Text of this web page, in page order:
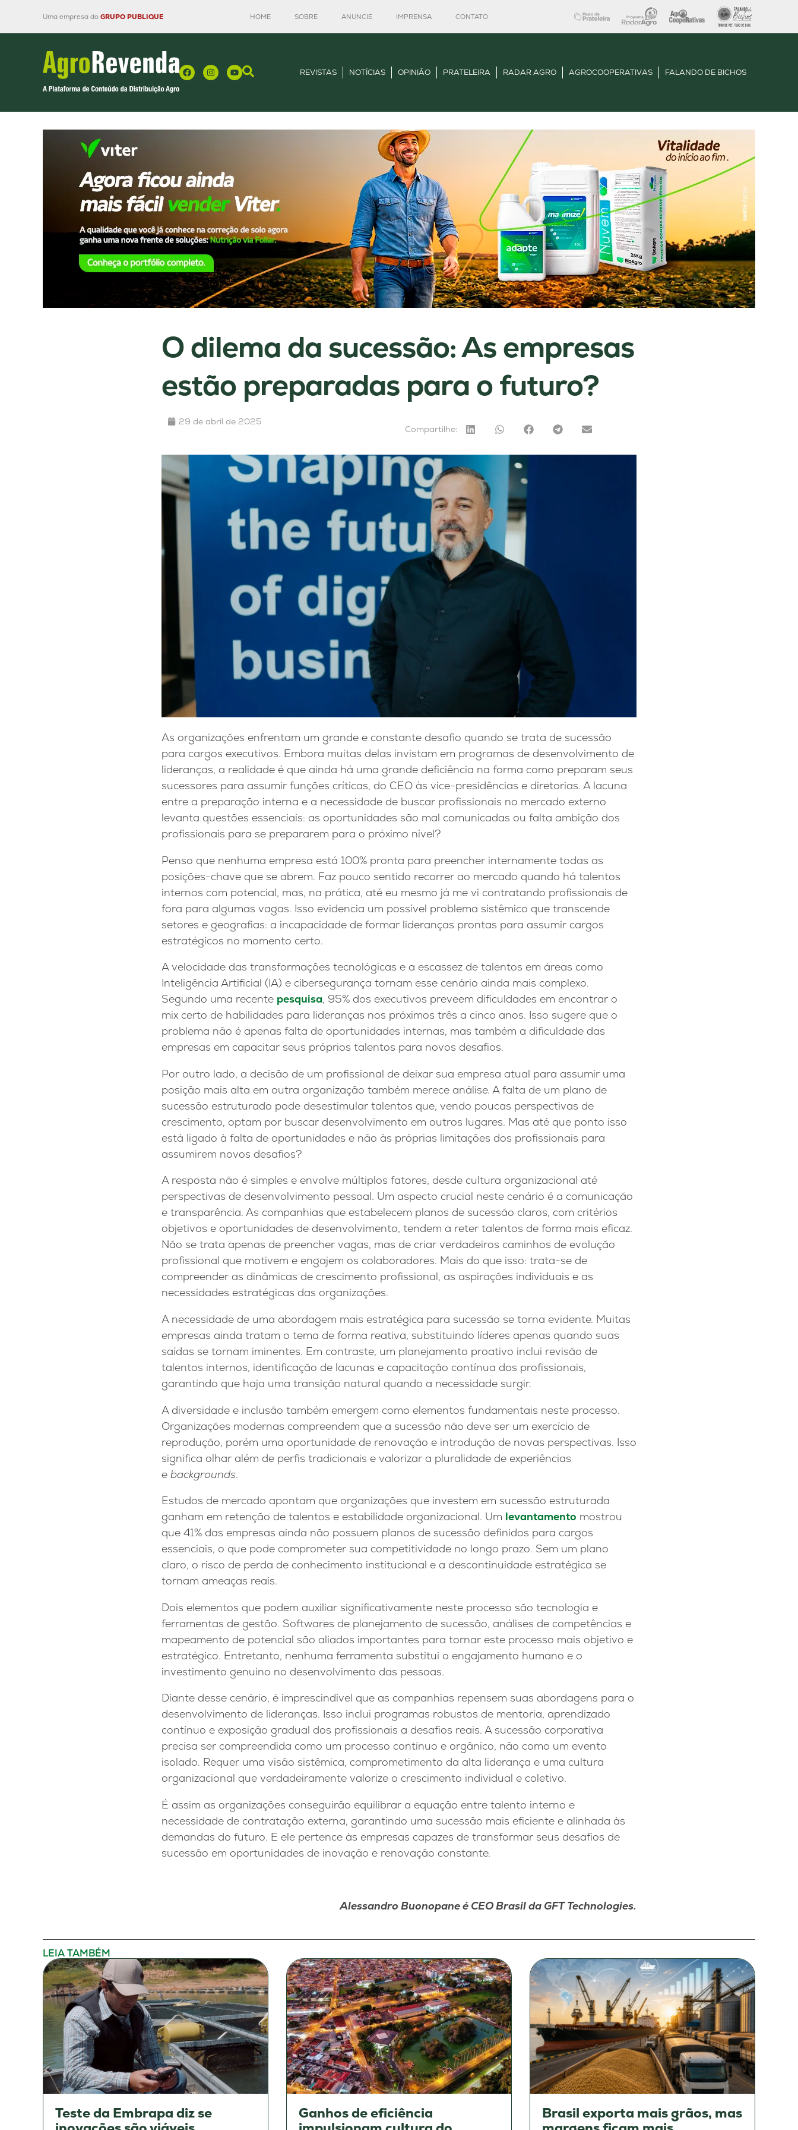
Uma empresa do GRUPO PUBLIQUE HOME SOBRE ANUNCIE IMPRENSA CONTATO
REVISTAS NOTÍCIAS OPINIÃO PRATELEIRA RADAR AGRO AGROCOOPERATIVAS FALANDO DE BICHOS
O dilema da sucessão: As empresas
estão preparadas para o futuro?
29 de abril de 2025
Compartilhe:
As organizações enfrentam um grande e constante desafio quando se trata de sucessão
para cargos executivos. Embora muitas delas invistam em programas de desenvolvimento de
lideranças, a realidade é que ainda há uma grande deficiência na forma como preparam seus
sucessores para assumir funções críticas, do CEO às vice-presidências e diretorias. A lacuna
entre a preparação interna e a necessidade de buscar profissionais no mercado externo
levanta questões essenciais: as oportunidades são mal comunicadas ou falta ambição dos
profissionais para se prepararem para o próximo nível?
Penso que nenhuma empresa está 100% pronta para preencher internamente todas as
posições-chave que se abrem. Faz pouco sentido recorrer ao mercado quando há talentos
internos com potencial, mas, na prática, até eu mesmo já me vi contratando profissionais de
fora para algumas vagas. Isso evidencia um possível problema sistêmico que transcende
setores e geografias: a incapacidade de formar lideranças prontas para assumir cargos
estratégicos no momento certo.
A velocidade das transformações tecnológicas e a escassez de talentos em áreas como
Inteligência Artificial (IA) e cibersegurança tornam esse cenário ainda mais complexo.
Segundo uma recente pesquisa, 95% dos executivos preveem dificuldades em encontrar o
mix certo de habilidades para lideranças nos próximos três a cinco anos. Isso sugere que o
problema não é apenas falta de oportunidades internas, mas também a dificuldade das
empresas em capacitar seus próprios talentos para novos desafios.
Por outro lado, a decisão de um profissional de deixar sua empresa atual para assumir uma
posição mais alta em outra organização também merece análise. A falta de um plano de
sucessão estruturado pode desestimular talentos que, vendo poucas perspectivas de
crescimento, optam por buscar desenvolvimento em outros lugares. Mas até que ponto isso
está ligado à falta de oportunidades e não às próprias limitações dos profissionais para
assumirem novos desafios?
A resposta não é simples e envolve múltiplos fatores, desde cultura organizacional até
perspectivas de desenvolvimento pessoal. Um aspecto crucial neste cenário é a comunicação
e transparência. As companhias que estabelecem planos de sucessão claros, com critérios
objetivos e oportunidades de desenvolvimento, tendem a reter talentos de forma mais eficaz.
Não se trata apenas de preencher vagas, mas de criar verdadeiros caminhos de evolução
profissional que motivem e engajem os colaboradores. Mais do que isso: trata-se de
compreender as dinâmicas de crescimento profissional, as aspirações individuais e as
necessidades estratégicas das organizações.
A necessidade de uma abordagem mais estratégica para sucessão se torna evidente. Muitas
empresas ainda tratam o tema de forma reativa, substituindo líderes apenas quando suas
saídas se tornam iminentes. Em contraste, um planejamento proativo inclui revisão de
talentos internos, identificação de lacunas e capacitação contínua dos profissionais,
garantindo que haja uma transição natural quando a necessidade surgir.
A diversidade e inclusão também emergem como elementos fundamentais neste processo.
Organizações modernas compreendem que a sucessão não deve ser um exercício de
reprodução, porém uma oportunidade de renovação e introdução de novas perspectivas. Isso
significa olhar além de perfis tradicionais e valorizar a pluralidade de experiências
e backgrounds.
Estudos de mercado apontam que organizações que investem em sucessão estruturada
ganham em retenção de talentos e estabilidade organizacional. Um levantamento mostrou
que 41% das empresas ainda não possuem planos de sucessão definidos para cargos
essenciais, o que pode comprometer sua competitividade no longo prazo. Sem um plano
claro, o risco de perda de conhecimento institucional e a descontinuidade estratégica se
tornam ameaças reais.
Dois elementos que podem auxiliar significativamente neste processo são tecnologia e
ferramentas de gestão. Softwares de planejamento de sucessão, análises de competências e
mapeamento de potencial são aliados importantes para tornar este processo mais objetivo e
estratégico. Entretanto, nenhuma ferramenta substitui o engajamento humano e o
investimento genuíno no desenvolvimento das pessoas.
Diante desse cenário, é imprescindível que as companhias repensem suas abordagens para o
desenvolvimento de lideranças. Isso inclui programas robustos de mentoria, aprendizado
contínuo e exposição gradual dos profissionais a desafios reais. A sucessão corporativa
precisa ser compreendida como um processo contínuo e orgânico, não como um evento
isolado. Requer uma visão sistêmica, comprometimento da alta liderança e uma cultura
organizacional que verdadeiramente valorize o crescimento individual e coletivo.
É assim as organizações conseguirão equilibrar a equação entre talento interno e
necessidade de contratação externa, garantindo uma sucessão mais eficiente e alinhada às
demandas do futuro. E ele pertence às empresas capazes de transformar seus desafios de
sucessão em oportunidades de inovação e renovação constante.
Alessandro Buonopane é CEO Brasil da GFT Technologies.
LEIA TAMBÉM
Teste da Embrapa diz se
Ganhos de eficiência
Brasil exporta mais grãos, mas